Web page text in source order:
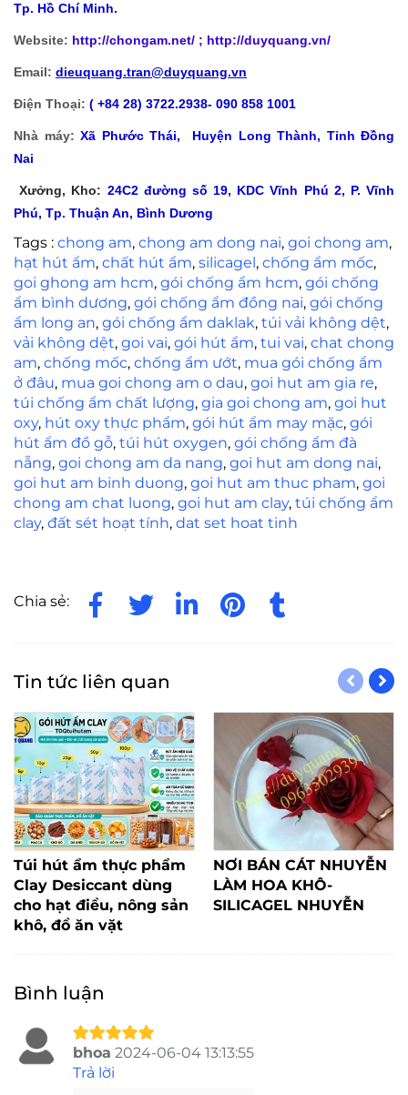
Tp. Hồ Chí Minh.
Website: http://chongam.net/ ; http://duyquang.vn/
Email: dieuquang.tran@duyquang.vn
Điện Thoại: ( +84 28) 3722.2938- 090 858 1001
Nhà máy: Xã Phước Thái, Huyện Long Thành, Tỉnh Đồng
Nai
Xưởng, Kho: 24C2 đường số 19, KDC Vĩnh Phú 2, P. Vĩnh
Phú, Tp. Thuận An, Bình Dương
Tags : chong am, chong am dong nai, goi chong am,
hạt hút ẩm, chất hút ẩm, silicagel , chống ẩm mốc,
goi ghong am hcm, gói chống ẩm hcm, gói chống
ẩm bình dương, gói chống ẩm đồng nai, gói chống
ẩm long an, gói chống ẩm daklak, túi vải không dệt,
vải không dệt, goi vai, gói hút ẩm, tui vai, chat chong
am, chống mốc, chống ẩm ướt, mua gói chống ẩm
ở đâu, mua goi chong am o dau, goi hut am gia re,
túi chống ẩm chất lượng, gia goi chong am, goi hut
oxy, hút oxy thực phẩm, gói hút ẩm may mặc, gói
hút ẩm đồ gỗ, túi hút oxygen, gói chống ẩm đà
nẵng, goi chong am da nang, goi hut am dong nai,
goi hut am binh duong, goi hut am thuc pham, goi
chong am chat luong, goi hut am clay, túi chống ẩm
clay, đất sét hoạt tính, dat set hoat tinh
Chia sẻ:
Tin tức liên quan
Túi hút ẩm thực phẩm
Clay Desiccant dùng
cho hạt điều, nông sản
khô, đồ ăn vặt
NƠI BÁN CÁT NHUYỄN
LÀM HOA KHÔ-
SILICAGEL NHUYỄN
Bình luận
bhoa 2024-06-04 13:13:55
Trả lời